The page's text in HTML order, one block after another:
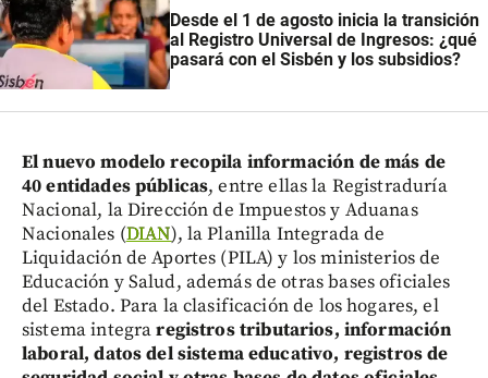
Desde el 1 de agosto inicia la transición
al Registro Universal de Ingresos: ¿qué
pasará con el Sisbén y los subsidios?
El nuevo modelo recopila información de más de
40 entidades públicas, entre ellas la Registraduría
Nacional, la Dirección de Impuestos y Aduanas
Nacionales (DIAN), la Planilla Integrada de
Liquidación de Aportes (PILA) y los ministerios de
Educación y Salud, además de otras bases oficiales
del Estado. Para la clasificación de los hogares, el
sistema integraregistros tributarios, información
laboral, datos del sistema educativo, registros de